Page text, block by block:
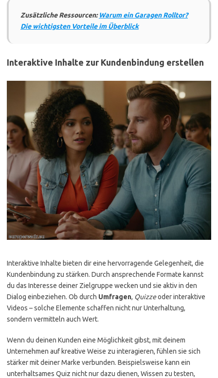
Zusätzliche Ressourcen:Warum ein Garagen Rolltor?
Die wichtigsten Vorteile im Überblick
Interaktive Inhalte zur Kundenbindung erstellen
Interaktive Inhalte bieten dir eine hervorragende Gelegenheit, die
Kundenbindung zu stärken. Durch ansprechende Formate kannst
du das Interesse deiner Zielgruppe wecken und sie aktiv in den
Dialog einbeziehen. Ob durch Umfragen, Quizzeoder interaktive
Videos – solche Elemente schaffen nicht nur Unterhaltung,
sondern vermitteln auch Wert.
Wenn du deinen Kunden eine Möglichkeit gibst, mit deinem
Unternehmen auf kreative Weise zu interagieren, fühlen sie sich
stärker mit deiner Marke verbunden. Beispielsweise kann ein
unterhaltsames Quiz nicht nur dazu dienen, Wissen zu testen,